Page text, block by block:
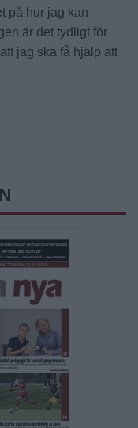
på hur jag kan
är det tydligt för
jag ska få hjälp att